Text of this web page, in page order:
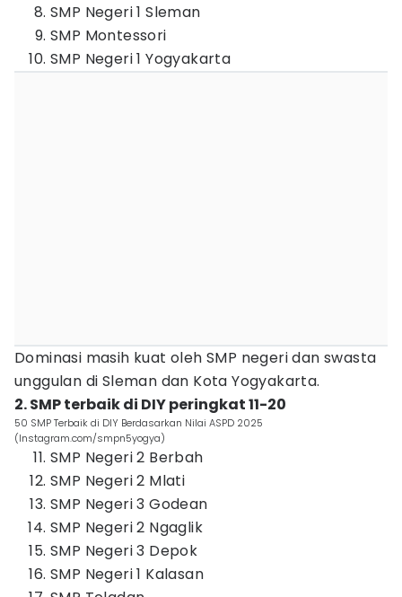
SMP Negeri 1 Sleman
SMP Montessori
SMP Negeri 1 Yogyakarta
Dominasi masih kuat oleh SMP negeri dan swasta
unggulan di Sleman dan Kota Yogyakarta.
2. SMP terbaik di DIY peringkat 11-20
50 SMP Terbaik di DIY Berdasarkan Nilai ASPD 2025
(Instagram.com/smpn5yogya)
SMP Negeri 2 Berbah
SMP Negeri 2 Mlati
SMP Negeri 3 Godean
SMP Negeri 2 Ngaglik
SMP Negeri 3 Depok
SMP Negeri 1 Kalasan